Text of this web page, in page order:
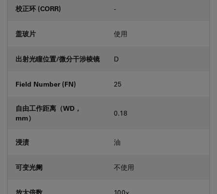
校正环 (CORR) -
盖玻片 使用
出射光瞳位置/微分干涉棱镜 D
Field Number (FN) 25
自由工作距离（WD，
mm）
0.18
浸渍 油
可变光阑 不使用